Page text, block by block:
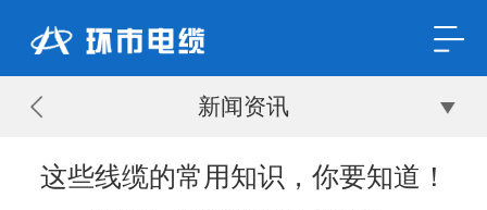
新闻资讯
这些线缆的常用知识，你要知道！